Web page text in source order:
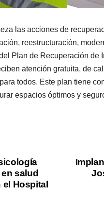
las acciones de
reestructuración,
Plan de Recuperación de
atención gratuita, de
todos. Este plan tiene
espacios óptimos y
salud
Hospital